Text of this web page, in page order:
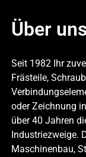
Über
Seit 1982 Ihr
Frästeile,
oder Zeichnung
über 40 Jahren
Industriezweige.
Maschinenbau,